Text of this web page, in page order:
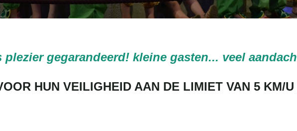
gegarandeerd! kleine gasten... veel
HUN VEILIGHEID AAN DE LIMIET VAN 5 KM/U